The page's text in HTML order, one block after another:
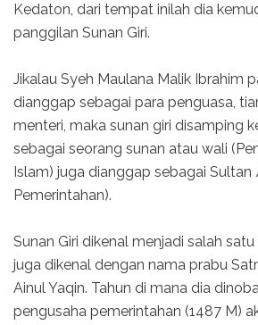
Kedaton, dari tempat inilah dia
panggilan Sunan Giri.
Jikalau Syeh Maulana Malik Ibrahim
dianggap sebagai para penguasa,
menteri, maka sunan giri disamping
sebagai seorang sunan atau wali
Islam) juga dianggap sebagai
Pemerintahan).
Sunan Giri dikenal menjadi salah
juga dikenal dengan nama prabu
Ainul Yaqin. Tahun di mana dia
pengusaha pemerintahan (1487 M)